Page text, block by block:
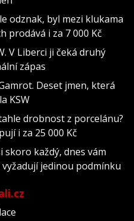
odznak, byl mezi klukama
prodává i za 7 000 Kč
V Liberci ji čeká druhý
zápas
Deset jmen, která
KSW
drobnost z porcelánu?
i za 25 000 Kč
každý, dnes vám
jedinou podmínku